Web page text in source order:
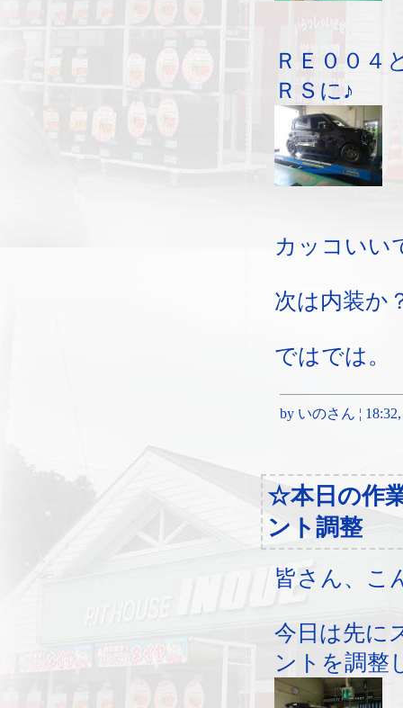
ＲＥ００４
ＲＳに♪
カッコいい
次は内装か
ではでは。
by いのさん ¦
☆本日の作
ント調整
皆さん、こ
今日は先に
ントを調整